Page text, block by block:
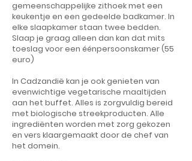
gemeenschappelijke zithoek met een
keukentje en een gedeelde badkamer. In
elke slaapkamer staan twee bedden.
Slaap je graag alleen dan kan dat mits
toeslag voor een éénpersoonskamer (55
euro)
In Cadzandië kan je ook genieten van
evenwichtige vegetarische maaltijden
aan het buffet. Alles is zorgvuldig bereid
met biologische streekproducten. Alle
ingrediënten worden met zorg gekozen
en vers klaargemaakt door de chef van
het domein.